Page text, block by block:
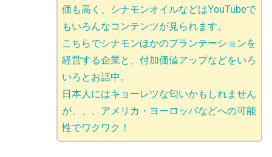
価も高く、シナモンオイルなどはYouTubeで
もいろんなコンテンツが見られます。
こちらでシナモンほかのプランテーションを
経営する企業と、付加価値アップなどをいろ
いろとお話中。
日本人にはキョーレツな匂いかもしれません
が、、、アメリカ・ヨーロッパなどへの可能
性でワクワク！